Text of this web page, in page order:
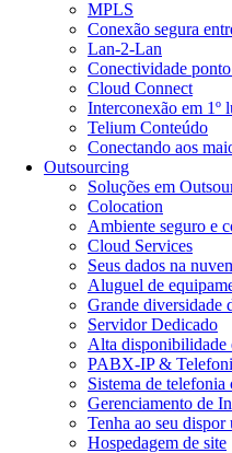
MPLS
Conexão segura
Lan-2-Lan
Conectividade
Cloud Connect
Interconexão em 1º
Telium Conteúdo
Conectando aos
Outsourcing
Soluções em
Colocation
Ambiente seguro e
Cloud Services
Seus dados na
Aluguel de
Grande diversidade
Servidor Dedicado
Alta disponibilidade
PABX-IP &
Sistema de telefonia
Gerenciamento de
Tenha ao seu
Hospedagem de site